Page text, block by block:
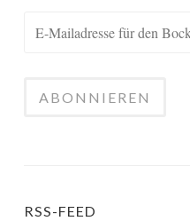
RSS-FEED